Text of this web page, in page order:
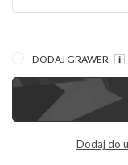
DODAJ GRAWER
Dodaj do